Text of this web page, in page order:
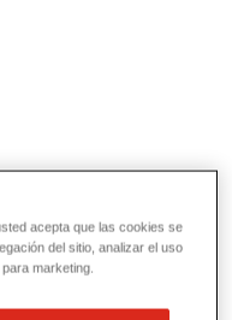
públicos y de
acepta que las cookies se
del sitio, analizar el uso
marketing.